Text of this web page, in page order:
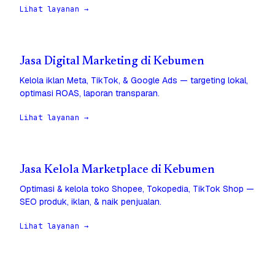
Lihat layanan →
Jasa Digital Marketing di Kebumen
Kelola iklan Meta, TikTok, & Google Ads — targeting lokal,
optimasi ROAS, laporan transparan.
Lihat layanan →
Jasa Kelola Marketplace di Kebumen
Optimasi & kelola toko Shopee, Tokopedia, TikTok Shop —
SEO produk, iklan, & naik penjualan.
Lihat layanan →